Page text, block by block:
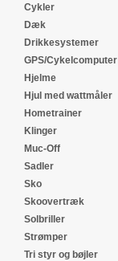
Cykler
Dæk
Drikkesystemer
GPS/Cykelcomputer
Hjelme
Hjul med wattmåler
Hometrainer
Klinger
Muc-Off
Sadler
Sko
Skoovertræk
Solbriller
Strømper
Tri styr og bøjler